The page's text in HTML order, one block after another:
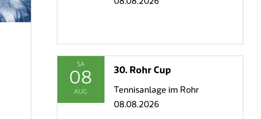
SA
08
AUG
30. Rohr Cup
Tennisanlage im Rohr
08.08.2026